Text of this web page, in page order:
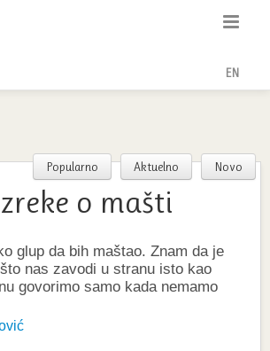
EN
Popularno Aktuelno Novo
o mašti
glup da bih maštao. Znam da je
nas zavodi u stranu isto kao
govorimo samo kada nemamo